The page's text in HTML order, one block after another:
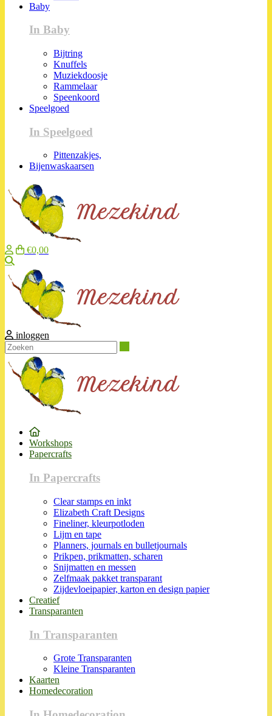
Baby
In Baby
Bijtring
Knuffels
Muziekdoosje
Rammelaar
Speenkoord
Speelgoed
In Speelgoed
Pittenzakjes,
Bijenwaskaarsen
€0,00
inloggen
Workshops
Papercrafts
In Papercrafts
Clear stamps en inkt
Elizabeth Craft Designs
Fineliner, kleurpotloden
Lijm en tape
Planners, journals en bulletjournals
Prikpen, prikmatten, scharen
Snijmatten en messen
Zelfmaak pakket transparant
Zijdevloeipapier, karton en design papier
Creatief
Transparanten
In Transparanten
Grote Transparanten
Kleine Transparanten
Kaarten
Homedecoration